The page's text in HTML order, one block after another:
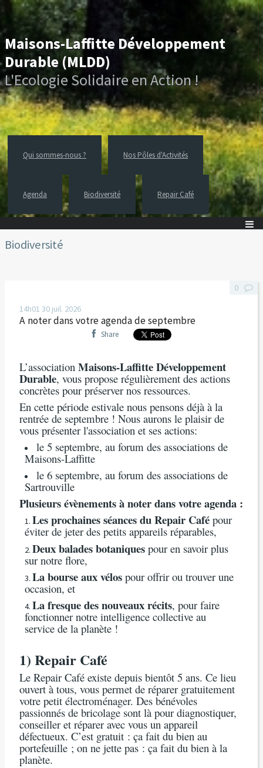
Maisons-Laffitte Développement
Durable (MLDD)
L'Ecologie Solidaire en Action !
Qui sommes-nous ? Nos Pôles d'Activités
Agenda Biodiversité Repair Café
Biodiversité
14h01 30 juil. 2026
A noter dans votre agenda de septembre
Share
L’association Maisons-Laffitte Développement
Durable, vous propose régulièrement des actions
concrètes pour préserver nos ressources.
En cette période estivale nous pensons déjà à la
rentrée de septembre ! Nous aurons le plaisir de
vous présenter l'association et ses actions:
le 5 septembre, au forum des associations de
Maisons-Laffitte
le 6 septembre, au forum des associations de
Sartrouville
Plusieurs évènements à noter dans votre agenda :
Les prochaines séances du Repair Cafépour
éviter de jeter des petits appareils réparables,
Deux balades botaniquespour en savoir plus
sur notre flore,
La bourse aux vélospour offrir ou trouver une
occasion, et
La fresque des nouveaux récits, pour faire
fonctionner notre intelligence collective au
service de la planète !
1) Repair Café
Le Repair Café existe depuis bientôt 5 ans. Ce lieu
ouvert à tous, vous permet de réparer gratuitement
votre petit électroménager. Des bénévoles
passionnés de bricolage sont là pour diagnostiquer,
conseiller et réparer avec vous un appareil
défectueux. C’est gratuit : ça fait du bien au
portefeuille ; on ne jette pas : ça fait du bien à la
planète.
0